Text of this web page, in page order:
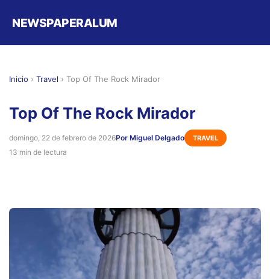
NEWSPAPERALUM
Inicio › Travel › Top Of The Rock Mirador
Top Of The Rock Mirador
domingo, 22 de febrero de 2026Por Miguel Delgado TRAVEL
13 min de lectura